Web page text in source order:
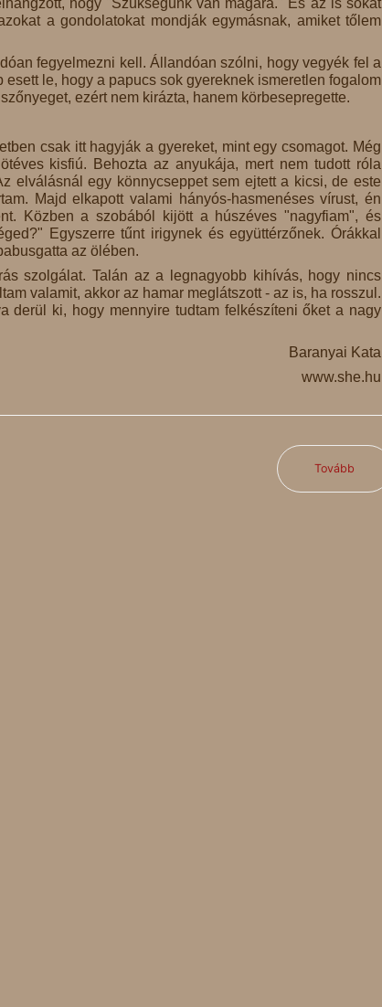
hogy "Szükségünk van magára." És az is sokat
a gondolatokat mondják egymásnak, amiket tőlem
fegyelmezni kell. Állandóan szólni, hogy vegyék fel a
le, hogy a papucs sok gyereknek ismeretlen fogalom
ezért nem kirázta, hanem körbesepregette.
csak itt hagyják a gyereket, mint egy csomagot. Még
kisfiú. Behozta az anyukája, mert nem tudott róla
elválásnál egy könnycseppet sem ejtett a kicsi, de este
Majd elkapott valami hányós-hasmenéses vírust, én
Közben a szobából kijött a húszéves "nagyfiam", és
Egyszerre tűnt irigynek és együttérzőnek. Órákkal
az ölében.
szolgálat. Talán az a legnagyobb kihívás, hogy nincs
valamit, akkor az hamar meglátszott - az is, ha rosszul.
derül ki, hogy mennyire tudtam felkészíteni őket a nagy
Baranyai Kata
www.she.hu
Tovább